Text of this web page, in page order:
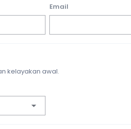
Email
kelayakan awal.